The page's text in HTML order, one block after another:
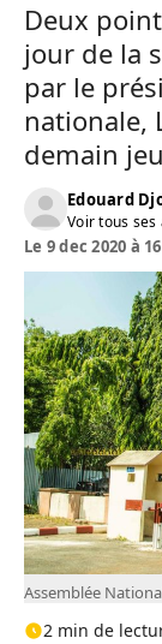
Deux
jour de la
par le
nationale,
demain
Edouard
Voir tous ses
Le 9 dec 2020 à
Assemblée
2 min de